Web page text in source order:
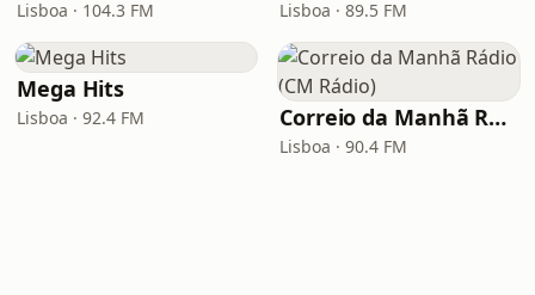
Lisboa · 104.3 FM Lisboa · 89.5 FM
Mega Hits
Lisboa · 92.4 FM Correio da Manhã Rádio (CM Rádio)
Lisboa · 90.4 FM